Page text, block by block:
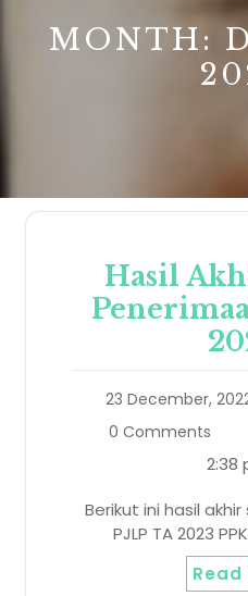
MONTH:
Hasil
23 December,
0 Comments
2:38
Berikut ini hasil
PJLP TA 2023
Read